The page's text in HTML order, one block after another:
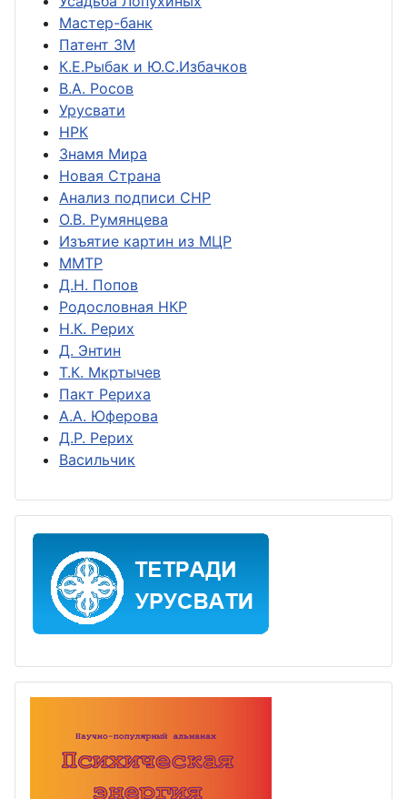
Мастер-банк
Патент ЗМ
К.Е.Рыбак и Ю.С.Избачков
В.А. Росов
Урусвати
НРК
Знамя Мира
Новая Страна
Анализ подписи СНР
О.В. Румянцева
Изъятие картин из МЦР
ММТР
Д.Н. Попов
Родословная НКР
Н.К. Рерих
Д. Энтин
Т.К. Мкртычев
Пакт Рериха
А.А. Юферова
Д.Р. Рерих
Васильчик